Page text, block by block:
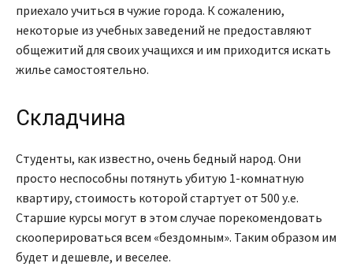
приехало учиться в чужие города. К сожалению,
некоторые из учебных заведений не предоставляют
общежитий для своих учащихся и им приходится искать
жилье самостоятельно.
Складчина
Студенты, как известно, очень бедный народ. Они
просто неспособны потянуть убитую 1-комнатную
квартиру, стоимость которой стартует от 500 у.е.
Старшие курсы могут в этом случае порекомендовать
скооперироваться всем «бездомным». Таким образом им
будет и дешевле, и веселее.